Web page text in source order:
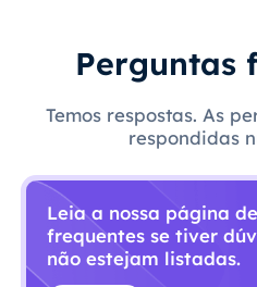
Perguntas
Temos respostas. As
respondidas
Leia a nossa página
frequentes se tiver
não estejam listadas.